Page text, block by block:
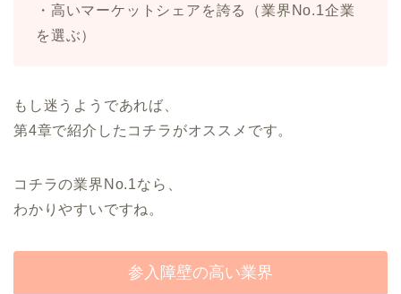
・高いマーケットシェアを誇る（業界No.1企業
を選ぶ）
もし迷うようであれば、
第4章で紹介したコチラがオススメです。
コチラの業界No.1なら、
わかりやすいですね。
参入障壁の高い業界